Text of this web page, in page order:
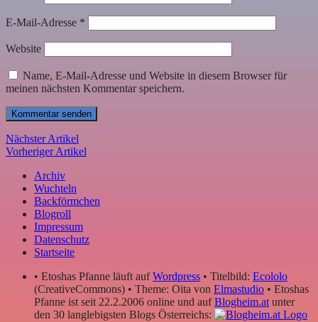
E-Mail-Adresse *
Website
Name, E-Mail-Adresse und Website in diesem Browser für
meinen nächsten Kommentar speichern.
Nächster Artikel
Vorheriger Artikel
Archiv
Wuchteln
Backförmchen
Blogroll
Impressum
Datenschutz
Startseite
• Etoshas Pfanne läuft aufWordpress • Titelbild: Ecololo
(CreativeCommons) • Theme: Oita von Elmastudio • Etoshas
Pfanne ist seit 22.2.2006 online und aufBlogheim.atunter
den 30 langlebigsten Blogs Österreichs: